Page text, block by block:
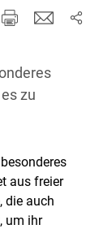
zu
aus freier
die auch
um ihr